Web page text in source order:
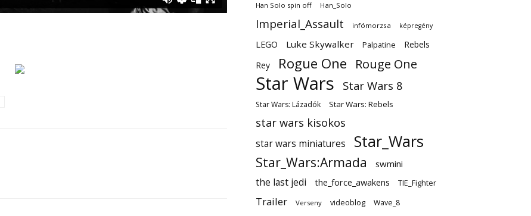
Han Solo spin off Han_Solo
Imperial_Assault infómorzsa képregény
LEGO Luke Skywalker Palpatine
Rebels
Rey
Rogue One Rouge One
Star Wars Star Wars 8
Star Wars: Lázadók Star Wars: Rebels
star wars kisokos
star wars miniatures Star_Wars
Star_Wars:Armada swmini
the last jedi the_force_awakens TIE_Fighter
Trailer Verseny videoblog Wave_8